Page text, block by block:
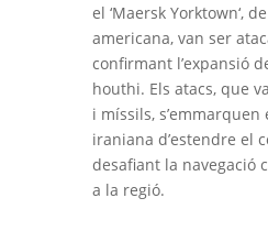
el ‘Maersk Yorktown‘,
americana, van ser
confirmant l’expansió
houthi. Els atacs, que
i míssils, s’emmarquen
iraniana d’estendre el
desafiant la navegació
a la regió.